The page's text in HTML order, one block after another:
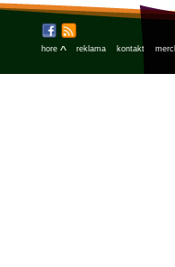
hore ^ reklama kontakt